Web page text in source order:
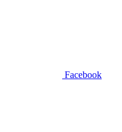
Facebook